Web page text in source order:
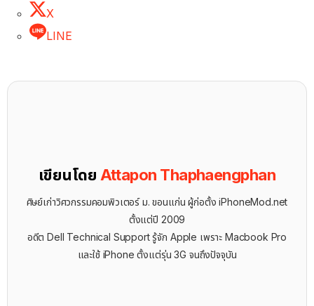
X
LINE
เขียนโดย Attapon Thaphaengphan
ศิษย์เก่าวิศวกรรมคอมพิวเตอร์ ม. ขอนแก่น ผู้ก่อตั้ง iPhoneMod.net
ตั้งแต่ปี 2009
อดีต Dell Technical Support รู้จัก ​Apple เพราะ Macbook Pro
และใช้ iPhone ตั้งแต่รุ่น 3G จนถึงปัจจุบัน